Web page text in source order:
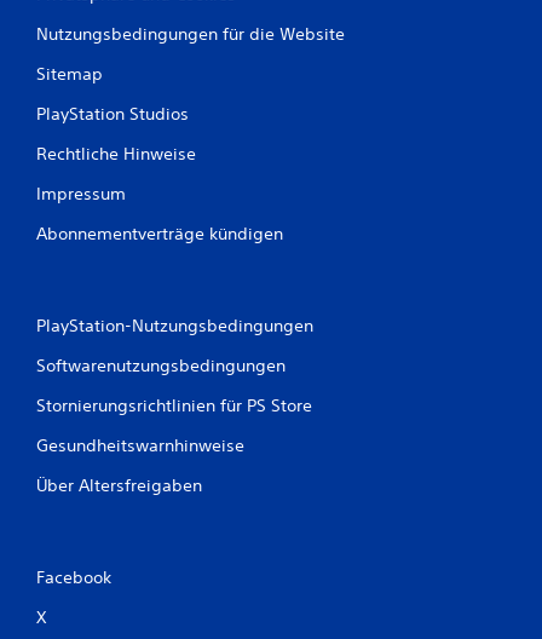
Nutzungsbedingungen für die Website
Sitemap
PlayStation Studios
Rechtliche Hinweise
Impressum
Abonnementverträge kündigen
PlayStation-Nutzungsbedingungen
Softwarenutzungsbedingungen
Stornierungsrichtlinien für PS Store
Gesundheitswarnhinweise
Über Altersfreigaben
Facebook
X